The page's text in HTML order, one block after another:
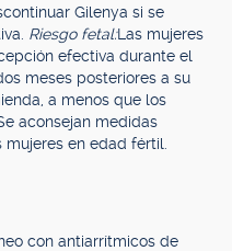
Gilenya si se
Riesgo fetal:Las mujeres
efectiva durante el
meses posteriores a su
a menos que los
aconsejan medidas
en edad fértil.
con antiarrítmicos de